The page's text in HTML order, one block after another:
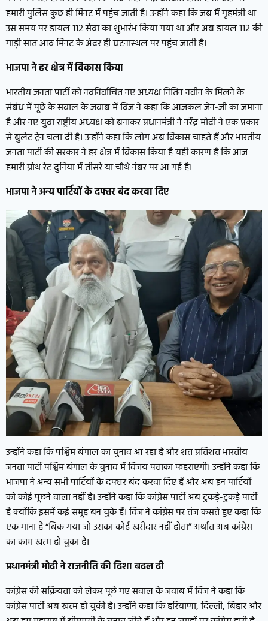
हमारी पुलिस कुछ ही मिनट में पहुंच जाती है। उन्होंने कहा कि जब मैं गृहमंत्री था
उस समय पर डायल 112 सेवा का शुभारंभ किया गया था और अब डायल 112 की
गाड़ी सात आठ मिनट के अंदर ही घटनास्थल पर पहुंच जाती है।
भाजपा ने हर क्षेत्र में विकास किया
भारतीय जनता पार्टी को नवनिर्वाचित नए अध्यक्ष नितिन नवीन के मिलने के
संबंध में पूछे के सवाल के जवाब में विज ने कहा कि आजकल जेन-जी का जमाना
है और नए युवा राष्ट्रीय अध्यक्ष को बनाकर प्रधानमंत्री ने नरेंद्र मोदी ने एक प्रकार
से बुलेट ट्रेन चला दी है। उन्होंने कहा कि लोग अब विकास चाहते हैं और भारतीय
जनता पार्टी की सरकार ने हर क्षेत्र में विकास किया है यही कारण है कि आज
हमारी ग्रोथ रेट दुनिया में तीसरे या चौथे नंबर पर आ गई है।
भाजपा ने अन्य पार्टियों के दफ्तर बंद करवा दिए
उन्होंने कहा कि पश्चिम बंगाल का चुनाव आ रहा है और शत प्रतिशत भारतीय
जनता पार्टी पश्चिम बंगाल के चुनाव में विजय पताका फहराएगी। उन्होंने कहा कि
भाजपा ने अन्य सभी पार्टियों के दफ्तर बंद करवा दिए हैं और अब इन पार्टियों
को कोई पूछने वाला नहीं है। उन्होंने कहा कि कांग्रेस पार्टी अब टुकड़े-टुकड़े पार्टी
है क्योंकि इसमें कई समूह बन चुके हैं। विज ने कांग्रेस पर तंज कसते हुए कहा कि
एक गाना है “बिक गया जो उसका कोई खरीदार नहीं होता” अर्थात अब कांग्रेस
का काम खत्म हो चुका है।
प्रधानमंत्री मोदी ने राजनीति की दिशा बदल दी
कांग्रेस की सक्रियता को लेकर पूछे गए सवाल के जवाब में विज ने कहा कि
कांग्रेस पार्टी अब खत्म हो चुकी है। उन्होंने कहा कि हरियाणा, दिल्ली, बिहार और